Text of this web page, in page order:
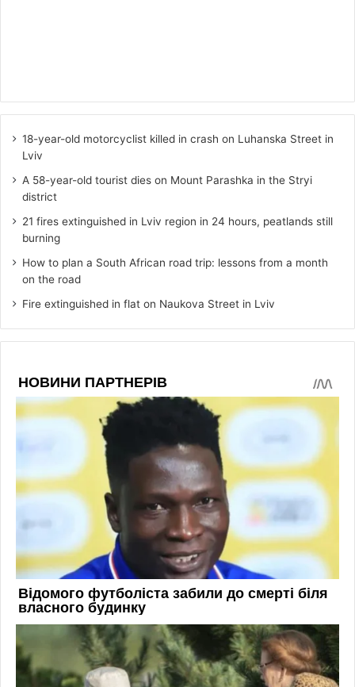
18-year-old motorcyclist killed in crash on Luhanska Street in
Lviv
A 58-year-old tourist dies on Mount Parashka in the Stryi
district
21 fires extinguished in Lviv region in 24 hours, peatlands still
burning
How to plan a South African road trip: lessons from a month
on the road
Fire extinguished in flat on Naukova Street in Lviv